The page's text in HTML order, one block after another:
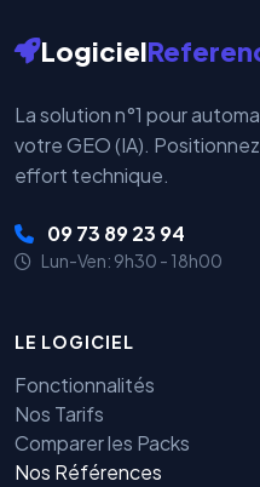
Logiciel
La solution n°1 pour
votre GEO (IA).
effort technique.
09 73 89 23 94
Lun-Ven: 9h30 - 18h00
LE LOGICIEL
Fonctionnalités
Nos Tarifs
Comparer les Packs
Nos Références